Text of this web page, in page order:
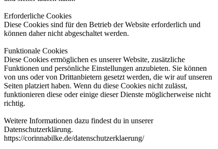
Erforderliche Cookies
Diese Cookies sind für den Betrieb der Website erforderlich und
können daher nicht abgeschaltet werden.
Funktionale Cookies
Diese Cookies ermöglichen es unserer Website, zusätzliche
Funktionen und persönliche Einstellungen anzubieten. Sie können
von uns oder von Drittanbietern gesetzt werden, die wir auf unseren
Seiten platziert haben. Wenn du diese Cookies nicht zulässt,
funktionieren diese oder einige dieser Dienste möglicherweise nicht
richtig.
Weitere Informationen dazu findest du in unserer
Datenschutzerklärung.
https://corinnabilke.de/datenschutzerklaerung/